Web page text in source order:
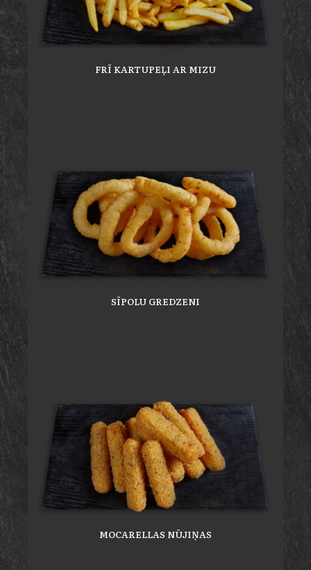
FRĪ KARTUPEĻI AR MIZU
SĪPOLU GREDZENI
MOCARELLAS NŪJIŅAS